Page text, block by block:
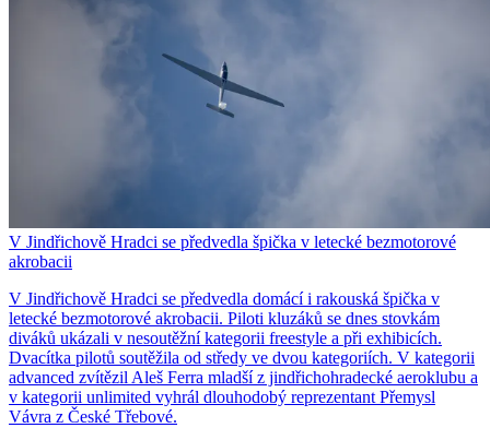
V Jindřichově Hradci se předvedla špička v letecké bezmotorové
akrobacii
V Jindřichově Hradci se předvedla domácí i rakouská špička v
letecké bezmotorové akrobacii. Piloti kluzáků se dnes stovkám
diváků ukázali v nesoutěžní kategorii freestyle a při exhibicích.
Dvacítka pilotů soutěžila od středy ve dvou kategoriích. V kategorii
advanced zvítězil Aleš Ferra mladší z jindřichohradecké aeroklubu a
v kategorii unlimited vyhrál dlouhodobý reprezentant Přemysl
Vávra z České Třebové.